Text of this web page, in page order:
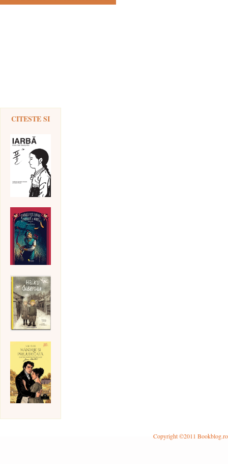
CITESTE SI
Copyright ©2011 Bookblog.ro